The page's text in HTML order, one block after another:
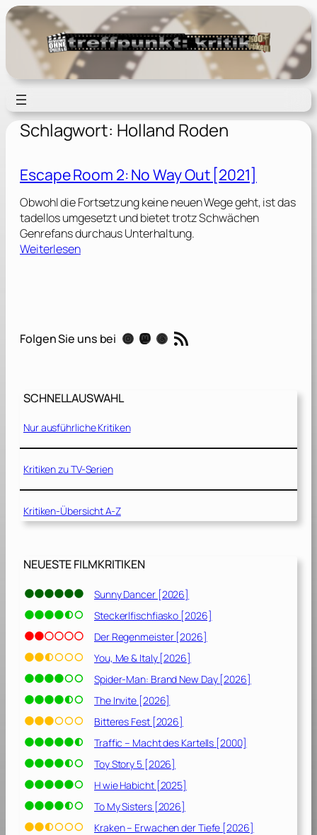
Zum
Inhalt
springen
Schlagwort: Holland Roden
Escape Room 2: No Way Out [2021]
Obwohl die Fortsetzung keine neuen Wege geht, ist das
tadellos umgesetzt und bietet trotz Schwächen
Genrefans durchaus Unterhaltung.
Weiterlesen:
e
m
2
:
N
a
y
u
[
0
2
1
Folgen Sie uns bei Instagram Mastodon Threads RSS-Feed
SCHNELLAUSWAHL
Nur ausführliche Kritiken
Kritiken zu TV-Serien
Kritiken-Übersicht A-Z
NEUESTE FILMKRITIKEN
Sunny Dancer [2026]
Steckerlfischfiasko [2026]
Der Regenmeister [2026]
You, Me & Italy [2026]
Spider-Man: Brand New Day [2026]
The Invite [2026]
Bitteres Fest [2026]
Traffic – Macht des Kartells [2000]
Toy Story 5 [2026]
H wie Habicht [2025]
To My Sisters [2026]
Kraken – Erwachen der Tiefe [2026]